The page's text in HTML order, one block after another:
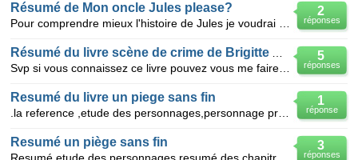
2
réponses
Résumé de Mon oncle Jules please?
5
réponses
1
réponse
Resumé du livre un piege sans fin
3
réponses
Resumé un piège sans fin